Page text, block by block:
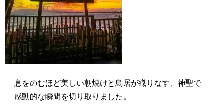
息をのむほど美しい朝焼けと鳥居が織りなす、神聖で
感動的な瞬間を切り取りました。